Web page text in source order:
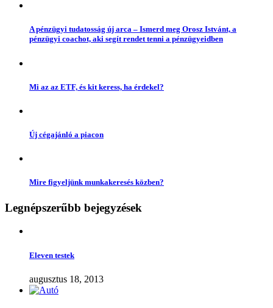
A pénzügyi tudatosság új arca – Ismerd meg Orosz Istvánt, a
pénzügyi coachot, aki segít rendet tenni a pénzügyeidben
Mi az az ETF, és kit keress, ha érdekel?
Új cégajánló a piacon
Mire figyeljünk munkakeresés közben?
Legnépszerűbb bejegyzések
Eleven testek
augusztus 18, 2013